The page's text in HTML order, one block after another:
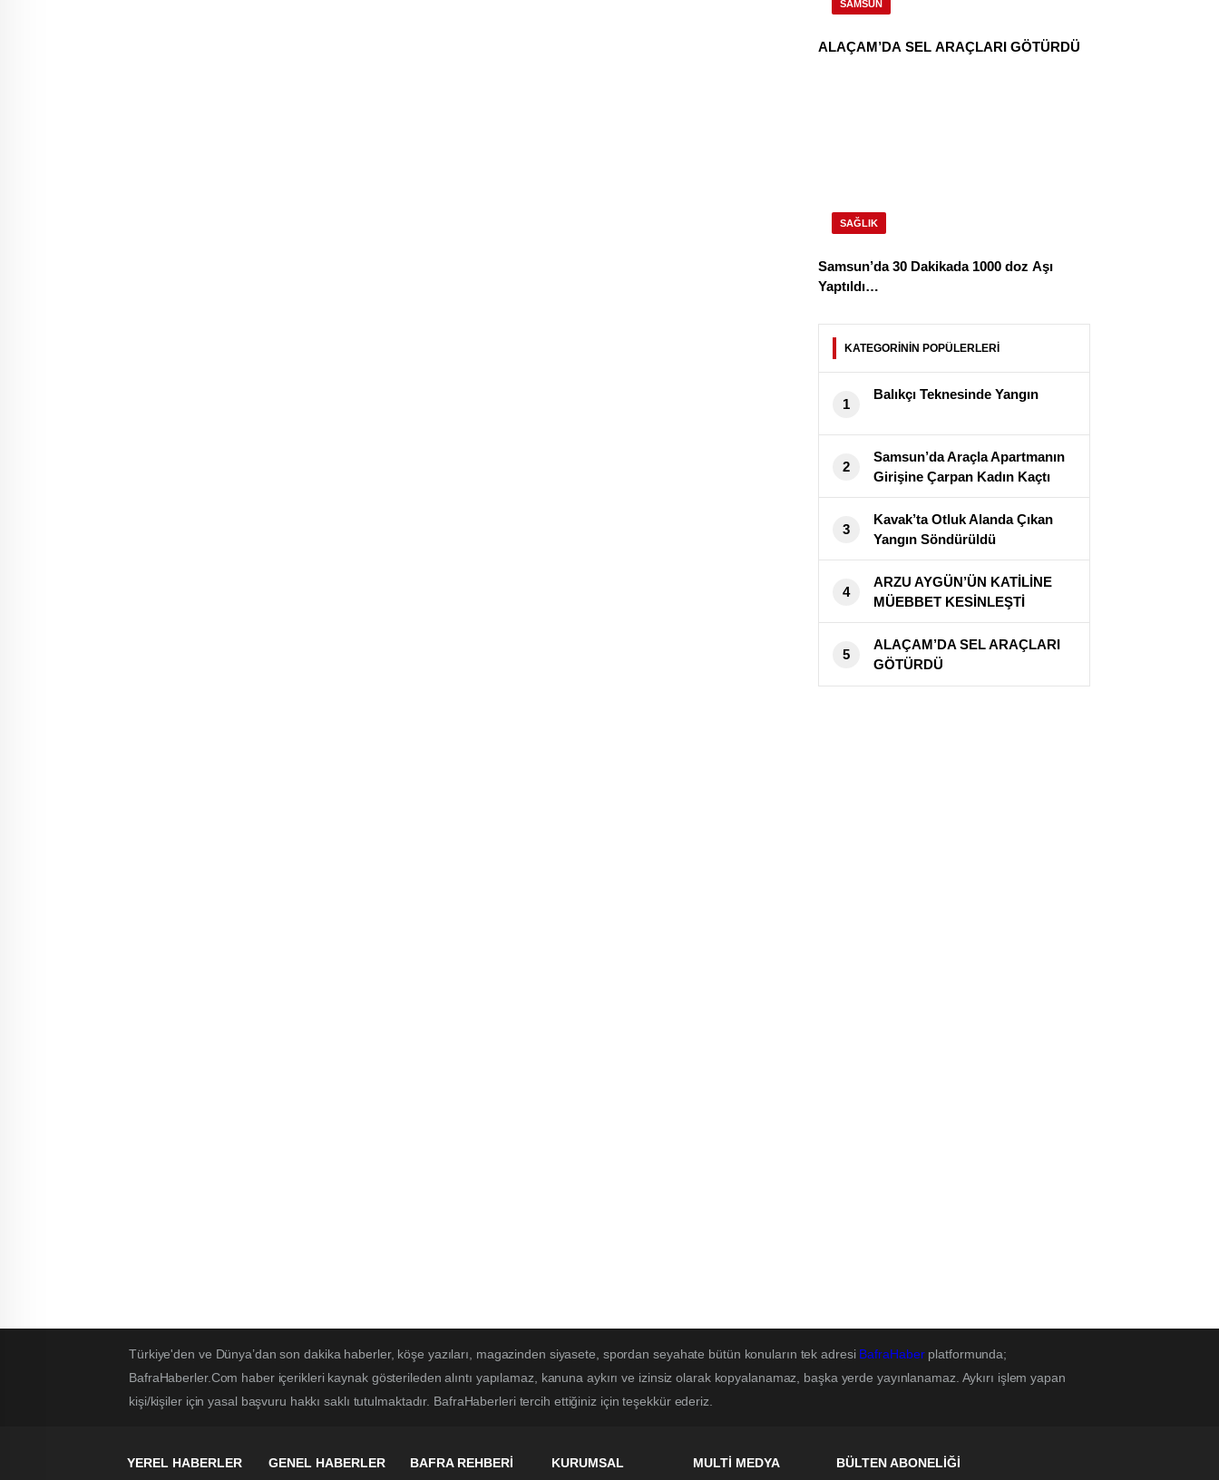
SAMSUN
ALAÇAM’DA SEL ARAÇLARI GÖTÜRDÜ
SAĞLIK
Samsun’da 30 Dakikada 1000 doz Aşı
Yaptıldı…
KATEGORİNİN POPÜLERLERİ
1
Balıkçı Teknesinde Yangın
2
Samsun’da Araçla Apartmanın
Girişine Çarpan Kadın Kaçtı
3
Kavak’ta Otluk Alanda Çıkan
Yangın Söndürüldü
4
ARZU AYGÜN’ÜN KATİLİNE
MÜEBBET KESİNLEŞTİ
5
ALAÇAM’DA SEL ARAÇLARI
GÖTÜRDÜ
Türkiye'den ve Dünya’dan son dakika haberler, köşe yazıları, magazinden siyasete, spordan seyahate bütün konuların tek adresi BafraHaberplatformunda;
BafraHaberler.Com haber içerikleri kaynak gösterileden alıntı yapılamaz, kanuna aykırı ve izinsiz olarak kopyalanamaz, başka yerde yayınlanamaz. Aykırı işlem yapan
kişi/kişiler için yasal başvuru hakkı saklı tutulmaktadır. BafraHaberleri tercih ettiğiniz için teşekkür ederiz.
YEREL HABERLER GENEL HABERLER BAFRA REHBERİ KURUMSAL MULTİ MEDYA BÜLTEN ABONELİĞİ